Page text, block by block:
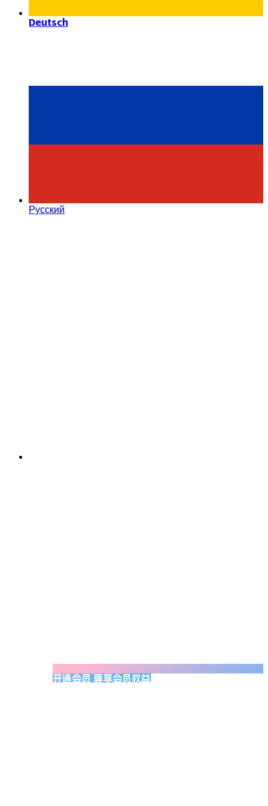
Deutsch
Русский
开通会员 尊享会员权益